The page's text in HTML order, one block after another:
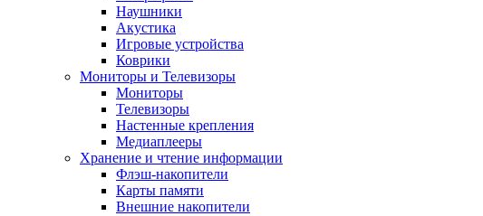
Наушники
Акустика
Игровые устройства
Коврики
Мониторы и Телевизоры
Мониторы
Телевизоры
Настенные крепления
Медиаплееры
Хранение и чтение информации
Флэш-накопители
Карты памяти
Внешние накопители